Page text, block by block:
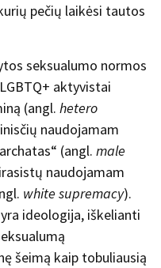
pečių laikėsi tautos
seksualumo normos
aktyvistai
(angl. hetero
naudojamam
(angl. male
naudojamam
white supremacy).
ideologija, iškelianti
šeimą kaip tobuliausią